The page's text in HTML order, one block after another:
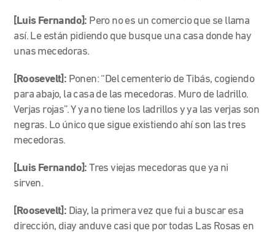
[Luis Fernando]: Pero no es un comercio que se llama
así. Le están pidiendo que busque una casa donde hay
unas mecedoras.
[Roosevelt]: Ponen: “Del cementerio de Tibás, cogiendo
para abajo, la casa de las mecedoras. Muro de ladrillo.
Verjas rojas”. Y ya no tiene los ladrillos y ya las verjas son
negras. Lo único que sigue existiendo ahí son las tres
mecedoras.
[Luis Fernando]:Tres viejas mecedoras que ya ni
sirven.
[Roosevelt]: Diay, la primera vez que fui a buscar esa
dirección, diay anduve casi que por todas Las Rosas en